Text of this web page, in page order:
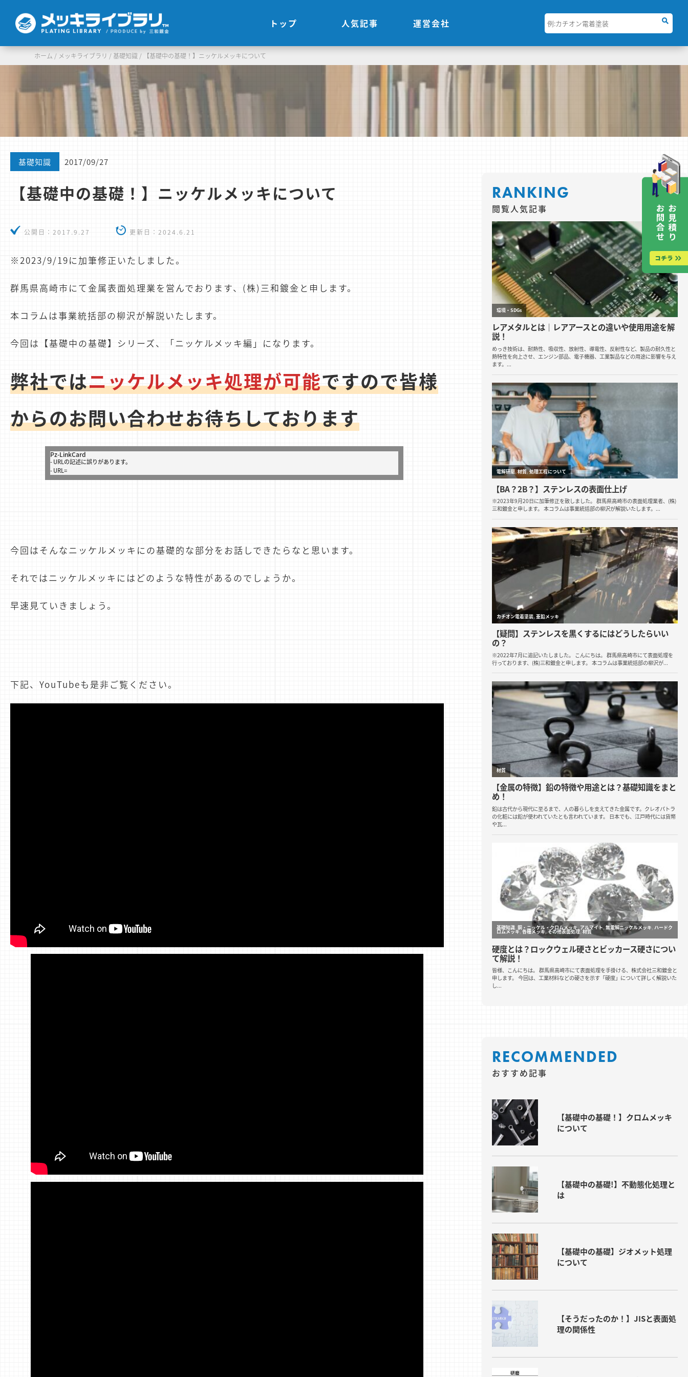
トップ 人気記事 運営会社
ホーム / メッキライブラリ /基礎知識 / 【基礎中の基礎！】ニッケルメッキについて
基礎知識 2017/09/27
【基礎中の基礎！】ニッケルメッキについて
公開日： 2017.9.27 更新日：2024.6.21
※2023/9/19に加筆修正いたしました。
群馬県高崎市にて金属表面処理業を営んでおります、(株)三和鍍金と申します。
本コラムは事業統括部の柳沢が解説いたします。
今回は【基礎中の基礎】シリーズ、「ニッケルメッキ編」になります。
弊社ではニッケルメッキ処理が可能ですので皆様
からのお問い合わせお待ちしております
Pz-LinkCard
- URLの記述に誤りがあります。
- URL=
今回はそんなニッケルメッキにの基礎的な部分をお話しできたらなと思います。
それではニッケルメッキにはどのような特性があるのでしょうか。
早速見ていきましょう。
下記、YouTubeも是非ご覧ください。
RANKING
閲覧人気記事
RECOMMENDED
おすすめ記事
【基礎中の基礎！】クロムメッキ
について
【基礎中の基礎!】不動態化処理と
は
【基礎中の基礎】ジオメット処理
について
【そうだったのか！】JISと表面処
理の関係性